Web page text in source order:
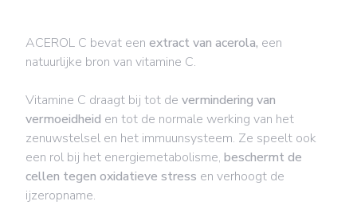
ACEROL C bevat een extract van acerola, een
natuurlijke bron van vitamine C.
Vitamine C draagt bij tot de vermindering van
vermoeidheid en tot de normale werking van het
zenuwstelsel en het immuunsysteem. Ze speelt ook
een rol bij het energiemetabolisme, beschermt de
cellen tegen oxidatieve stress en verhoogt de
ijzeropname.